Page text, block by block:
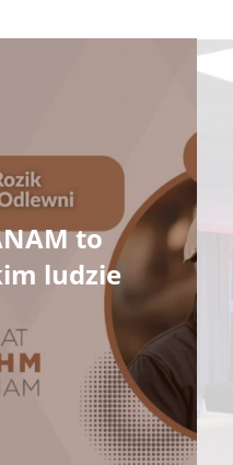
to
ludzie